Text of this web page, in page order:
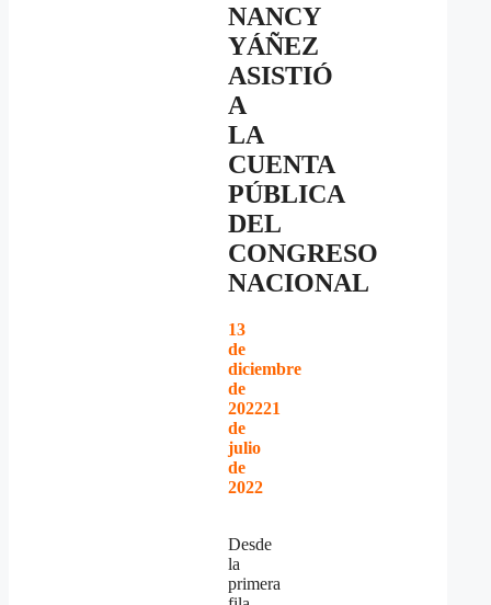
NANCY
YÁÑEZ
ASISTIÓ
A
LA
CUENTA
PÚBLICA
DEL
CONGRESO
NACIONAL
13
de
diciembre
de
202221
de
julio
de
2022
Desde
la
primera